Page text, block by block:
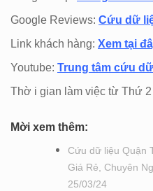
Google Reviews: Cứu dữ
Link khách hàng: Xem tại
Youtube: Trung tâm cứu
Thờ i gian làm việc từ Thứ
Mời xem thêm:
Cứu dữ liệu Quận
Giá Rẻ, Chuyên
25/03/24